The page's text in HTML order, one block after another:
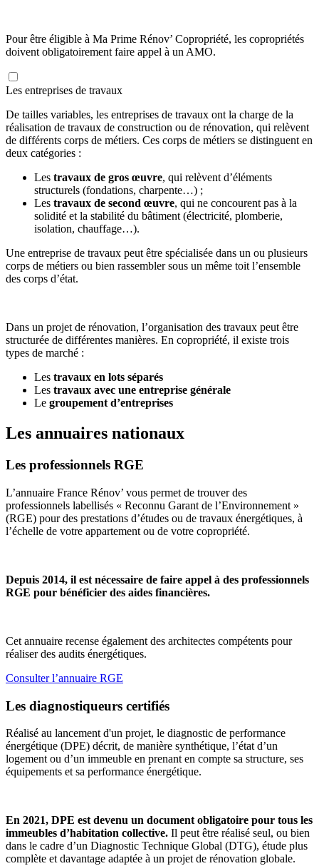
Pour être éligible à Ma Prime Rénov’ Copropriété, les copropriétés
doivent obligatoirement faire appel à un AMO.
Les entreprises de travaux
De tailles variables, les entreprises de travaux ont la charge de la
réalisation de travaux de construction ou de rénovation, qui relèvent
de différents corps de métiers. Ces corps de métiers se distinguent en
deux catégories :
Les travaux de gros œuvre, qui relèvent d’éléments
structurels (fondations, charpente…) ;
Les travaux de second œuvre, qui ne concourent pas à la
solidité et la stabilité du bâtiment (électricité, plomberie,
isolation, chauffage…).
Une entreprise de travaux peut être spécialisée dans un ou plusieurs
corps de métiers ou bien rassembler sous un même toit l’ensemble
des corps d’état.
Dans un projet de rénovation, l’organisation des travaux peut être
structurée de différentes manières. En copropriété, il existe trois
types de marché :
Les travaux en lots séparés
Les travaux avec une entreprise générale
Le groupement d’entreprises
Les annuaires nationaux
Les professionnels RGE
L’annuaire France Rénov’ vous permet de trouver des
professionnels labellisés « Reconnu Garant de l’Environnement »
(RGE) pour des prestations d’études ou de travaux énergétiques, à
l’échelle de votre appartement ou de votre copropriété.
Depuis 2014, il est nécessaire de faire appel à des professionnels
RGE pour bénéficier des aides financières.
Cet annuaire recense également des architectes compétents pour
réaliser des audits énergétiques.
Consulter l’annuaire RGE
Les diagnostiqueurs certifiés
Réalisé au lancement d'un projet, le diagnostic de performance
énergétique (DPE) décrit, de manière synthétique, l’état d’un
logement ou d’un immeuble en prenant en compte sa structure, ses
équipements et sa performance énergétique.
En 2021, DPE est devenu un document obligatoire pour tous les
immeubles d’habitation collective. Il peut être réalisé seul, ou bien
dans le cadre d’un Diagnostic Technique Global (DTG), étude plus
complète et davantage adaptée à un projet de rénovation globale.